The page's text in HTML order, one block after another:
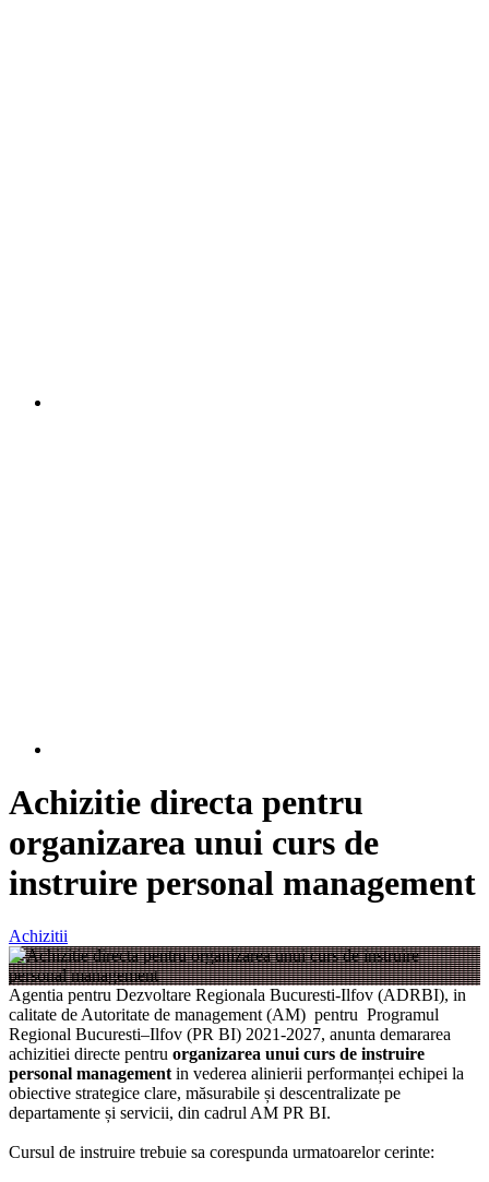
Achizitie directa pentru
organizarea unui curs de
instruire personal management
Achizitii
Agentia pentru Dezvoltare Regionala Bucuresti-Ilfov (ADRBI), in
calitate de Autoritate de management (AM) pentru Programul
Regional Bucuresti–Ilfov (PR BI) 2021-2027, anunta demararea
achizitiei directe pentru organizarea unui curs de instruire
personal managementin vederea alinierii performanței echipei la
obiective strategice clare, măsurabile și descentralizate pe
departamente și servicii, din cadrul AM PR BI.
Cursul de instruire trebuie sa corespunda urmatoarelor cerinte: